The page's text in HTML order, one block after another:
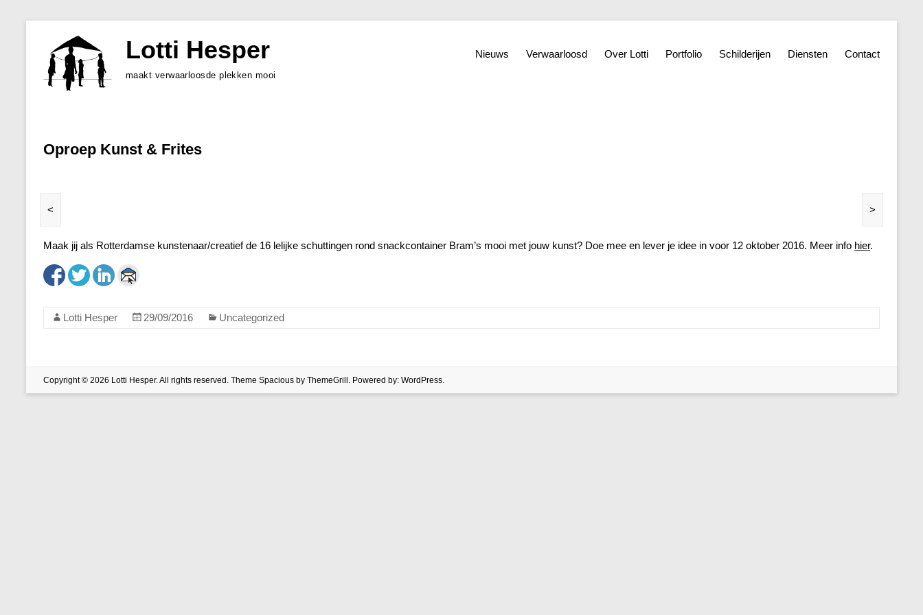
content
Lotti Hesper
maakt verwaarloosde plekken mooi
Nieuws Verwaarloosd Over Lotti Portfolio Schilderijen Diensten Contact
Oproep Kunst & Frites
< >
Maak jij als Rotterdamse kunstenaar/creatief de 16 lelijke schuttingen rond snackcontainer Bram’s mooi met jouw kunst? Doe mee en lever je idee in voor 12 oktober 2016. Meer info hier.
Lotti Hesper 29/09/2016 Uncategorized
Copyright © 2026 Lotti Hesper. All rights reserved. Theme Spacious by ThemeGrill. Powered by: WordPress.